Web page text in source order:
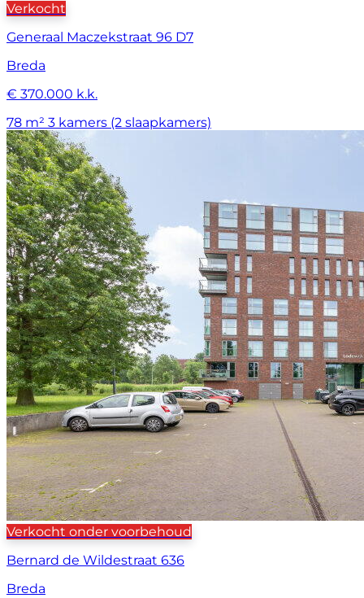
Verkocht
Generaal Maczekstraat 96 D7
Breda
€ 370.000 k.k.
78 m² 3 kamers (2 slaapkamers)
Verkocht onder voorbehoud
Bernard de Wildestraat 636
Breda